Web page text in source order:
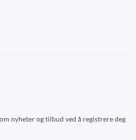
nyheter og tilbud ved å registrere deg